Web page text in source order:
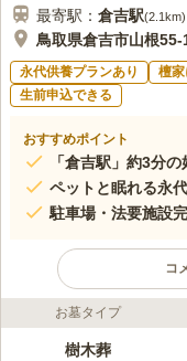
最寄駅： 倉吉駅(2.1km)
鳥取県倉吉市山根55-
永代供養プランあり 檀
生前申込できる
おすすめポイント
「倉吉駅」約3分
ペットと眠れる永
駐車場・法要施設
コ
ライフドット編集部のコメ
JR「倉吉駅」か
お墓タイプ
樹木葬